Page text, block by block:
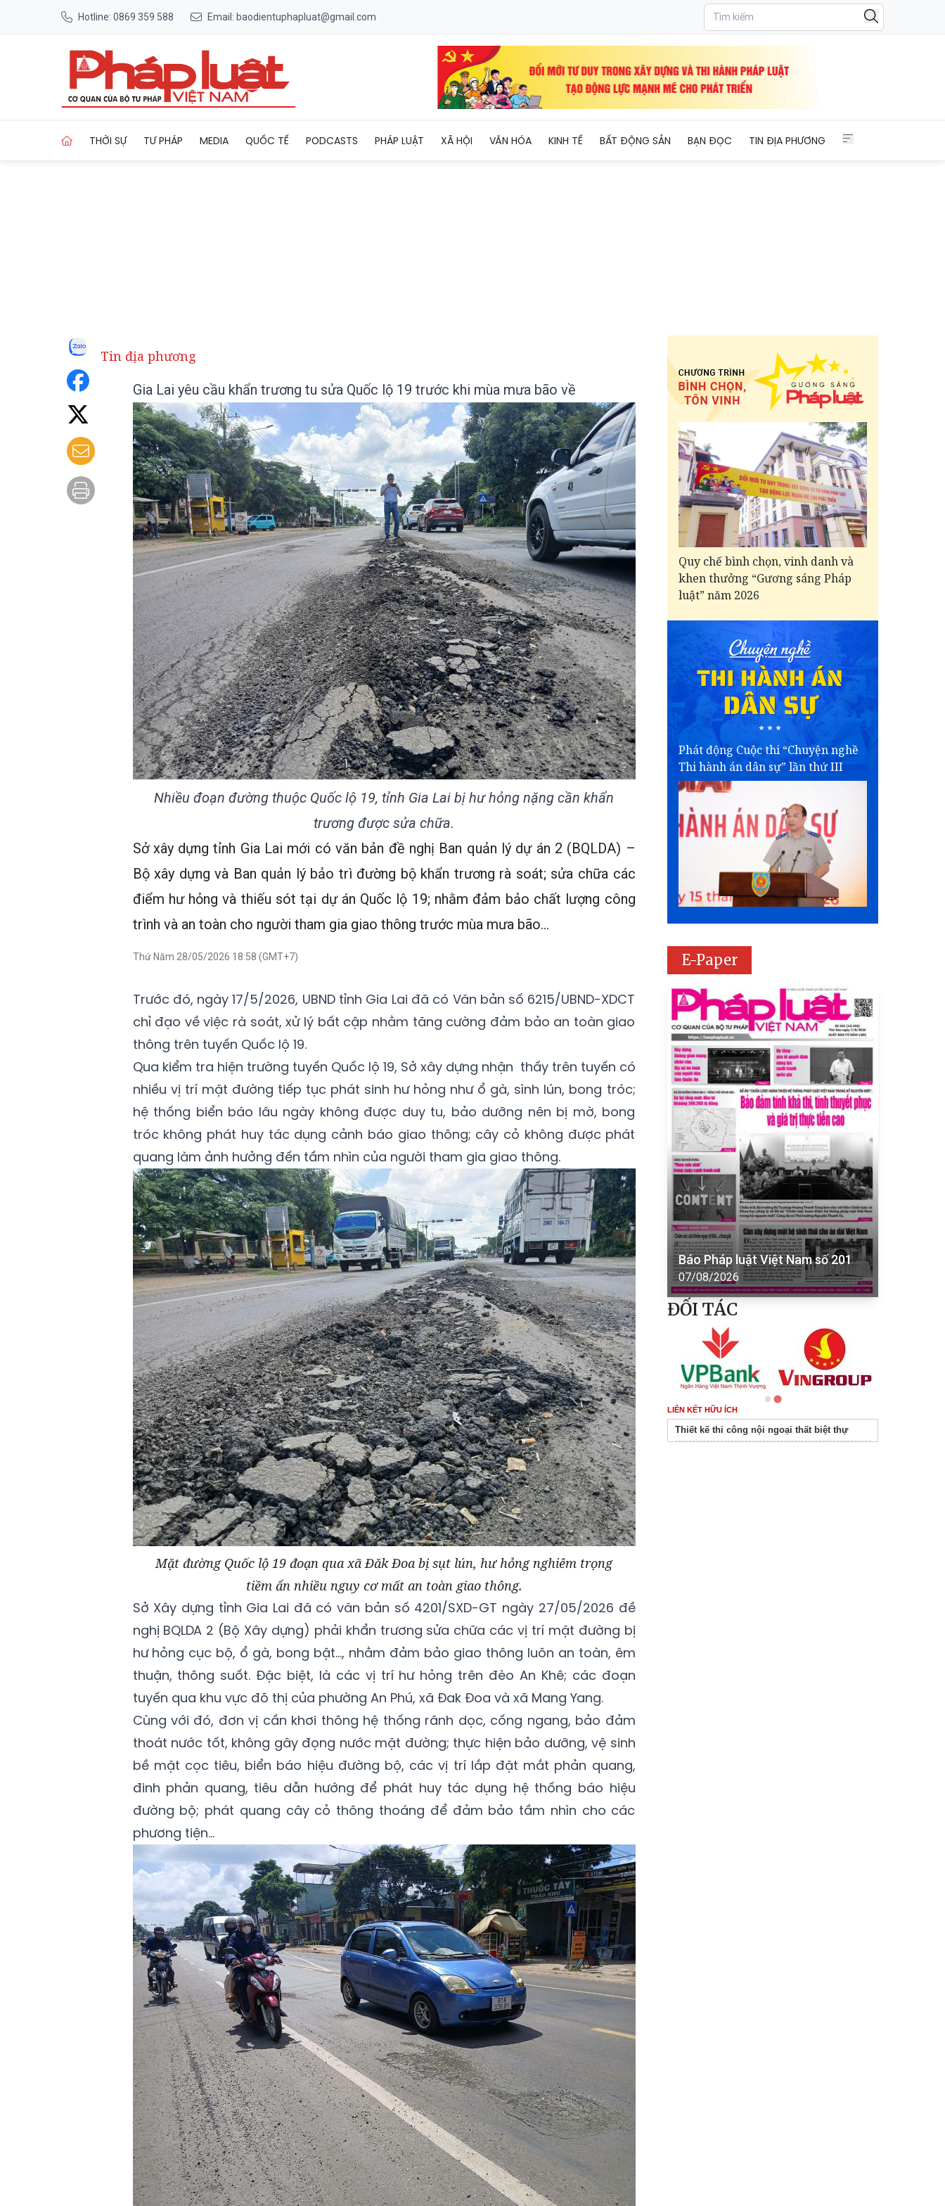
Hotline: 0869 359 588 Email: baodientuphapluat@gmail.com
THỜI SỰ TƯ PHÁP MEDIA QUỐC TẾ PODCASTS PHÁP LUẬT XÃ HỘI VĂN HÓA KINH TẾ BẤT ĐỘNG SẢN BẠN ĐỌC TIN ĐỊA PHƯƠNG
Tin địa phương
Gia Lai yêu cầu khẩn trương tu sửa Quốc lộ 19 trước khi mùa mưa bão về
Nhiều đoạn đường thuộc Quốc lộ 19, tỉnh Gia Lai bị hư hỏng nặng cần khẩn
trương được sửa chữa.
Sở xây dựng tỉnh Gia Lai mới có văn bản đề nghị Ban quản lý dự án 2 (BQLDA) –
Bộ xây dựng và Ban quản lý bảo trì đường bộ khẩn trương rà soát; sửa chữa các
điểm hư hỏng và thiếu sót tại dự án Quốc lộ 19; nhằm đảm bảo chất lượng công
trình và an toàn cho người tham gia giao thông trước mùa mưa bão…
Thứ Năm 28/05/2026 18:58 (GMT+7)
Trước đó, ngày 17/5/2026, UBND tỉnh Gia Lai đã có Văn bản số 6215/UBND-XDCT
chỉ đạo về việc rà soát, xử lý bất cập nhằm tăng cường đảm bảo an toàn giao
thông trên tuyến Quốc lộ 19.
Qua kiểm tra hiện trường tuyến Quốc lộ 19, Sở xây dựng nhận thấy trên tuyến có
nhiều vị trí mặt đường tiếp tục phát sinh hư hỏng như ổ gà, sình lún, bong tróc;
hệ thống biển báo lâu ngày không được duy tu, bảo dưỡng nên bị mờ, bong
tróc không phát huy tác dụng cảnh báo giao thông; cây cỏ không được phát
quang làm ảnh hưởng đến tầm nhìn của người tham gia giao thông.
Mặt đường Quốc lộ 19 đoạn qua xã Đăk Đoa bị sụt lún, hư hỏng nghiêm trọng
tiềm ẩn nhiều nguy cơ mất an toàn giao thông.
Sở Xây dựng tỉnh Gia Lai đã có văn bản số 4201/SXD-GT ngày 27/05/2026 đề
nghị BQLDA 2 (Bộ Xây dựng) phải khẩn trương sửa chữa các vị trí mặt đường bị
hư hỏng cục bộ, ổ gà, bong bật…, nhằm đảm bảo giao thông luôn an toàn, êm
thuận, thông suốt. Đặc biệt, là các vị trí hư hỏng trên đèo An Khê; các đoạn
tuyến qua khu vực đô thị của phường An Phú, xã Đak Đoa và xã Mang Yang.
Cùng với đó, đơn vị cần khơi thông hệ thống rãnh dọc, cống ngang, bảo đảm
thoát nước tốt, không gây đọng nước mặt đường; thực hiện bảo dưỡng, vệ sinh
bề mặt cọc tiêu, biển báo hiệu đường bộ, các vị trí lắp đặt mắt phản quang,
đinh phản quang, tiêu dẫn hướng để phát huy tác dụng hệ thống báo hiệu
đường bộ; phát quang cây cỏ thông thoáng để đảm bảo tầm nhìn cho các
phương tiện...
Quy chế bình chọn, vinh danh và
khen thưởng “Gương sáng Pháp
luật” năm 2026
Phát động Cuộc thi “Chuyện nghề
Thi hành án dân sự” lần thứ III
E-Paper
Báo Pháp luật Việt Nam số 201
07/08/2026
ĐỐI TÁC
LIÊN KẾT HỮU ÍCH
Thiết kế thi công nội ngoại thất biệt thự